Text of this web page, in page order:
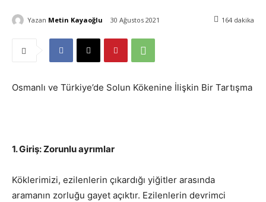
Yazan Metin Kayaoğlu 30 Ağustos 2021 164 dakika
Osmanlı ve Türkiye’de Solun Kökenine İlişkin Bir Tartışma
1. Giriş: Zorunlu ayrımlar
Köklerimizi, ezilenlerin çıkardığı yiğitler arasında
aramanın zorluğu gayet açıktır. Ezilenlerin devrimci